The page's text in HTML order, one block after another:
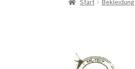
Start Bekleidung